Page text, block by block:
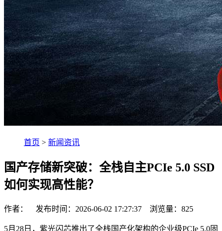
首页 > 新闻资讯
国产存储新突破：全栈自主PCIe 5.0 SSD
如何实现高性能？
作者： 发布时间：2026-06-02 17:27:37 浏览量： 825
5月28日，紫光闪芯推出了全栈国产化架构的企业级PCIe 5.0固